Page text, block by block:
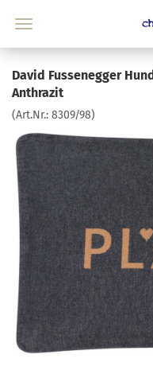
David Fussenegger
Anthrazit
(Art.Nr.: 8309/98)